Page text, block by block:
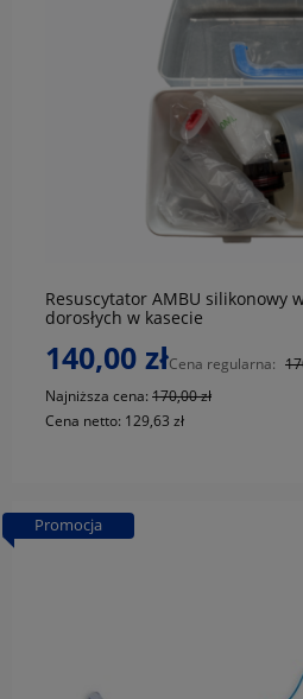
Resuscytator AMBU silikonowy
dorosłych w kasecie
140,00 złCena regularna:
Najniższa cena: 170,00 zł
Cena netto: 129,63 zł
do koszyka
Promocja